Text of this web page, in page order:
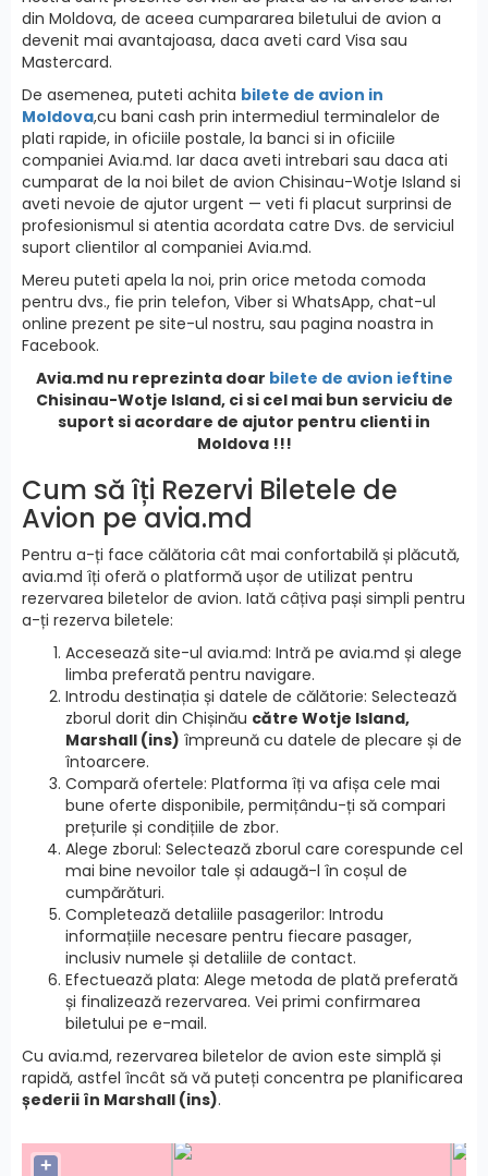
din Moldova, de aceea cumpararea biletului de avion a
devenit mai avantajoasa, daca aveti card Visa sau
Mastercard.
De asemenea, puteti achita bilete de avion in
Moldova,cu bani cash prin intermediul terminalelor de
plati rapide, in oficiile postale, la banci si in oficiile
companiei Avia.md. Iar daca aveti intrebari sau daca ati
cumparat de la noi bilet de avion Chisinau-Wotje Island si
aveti nevoie de ajutor urgent — veti fi placut surprinsi de
profesionismul si atentia acordata catre Dvs. de serviciul
suport clientilor al companiei Avia.md.
Mereu puteti apela la noi, prin orice metoda comoda
pentru dvs., fie prin telefon, Viber si WhatsApp, chat-ul
online prezent pe site-ul nostru, sau pagina noastra in
Facebook.
Avia.md nu reprezinta doar bilete de avion ieftine
Chisinau-Wotje Island, ci si cel mai bun serviciu de
suport si acordare de ajutor pentru clienti in
Moldova !!!
Cum să îți Rezervi Biletele de
Avion pe avia.md
Pentru a-ți face călătoria cât mai confortabilă și plăcută,
avia.md îți oferă o platformă ușor de utilizat pentru
rezervarea biletelor de avion. Iată câțiva pași simpli pentru
a-ți rezerva biletele:
Accesează site-ul avia.md: Intră pe avia.md și alege
limba preferată pentru navigare.
Introdu destinația și datele de călătorie: Selectează
zborul dorit din Chișinău către Wotje Island,
Marshall (ins) împreună cu datele de plecare și de
întoarcere.
Compară ofertele: Platforma îți va afișa cele mai
bune oferte disponibile, permițându-ți să compari
prețurile și condițiile de zbor.
Alege zborul: Selectează zborul care corespunde cel
mai bine nevoilor tale și adaugă-l în coșul de
cumpărături.
Completează detaliile pasagerilor: Introdu
informațiile necesare pentru fiecare pasager,
inclusiv numele și detaliile de contact.
Efectuează plata: Alege metoda de plată preferată
și finalizează rezervarea. Vei primi confirmarea
biletului pe e-mail.
Cu avia.md, rezervarea biletelor de avion este simplă și
rapidă, astfel încât să vă puteți concentra pe planificarea
șederii în Marshall (ins).
+